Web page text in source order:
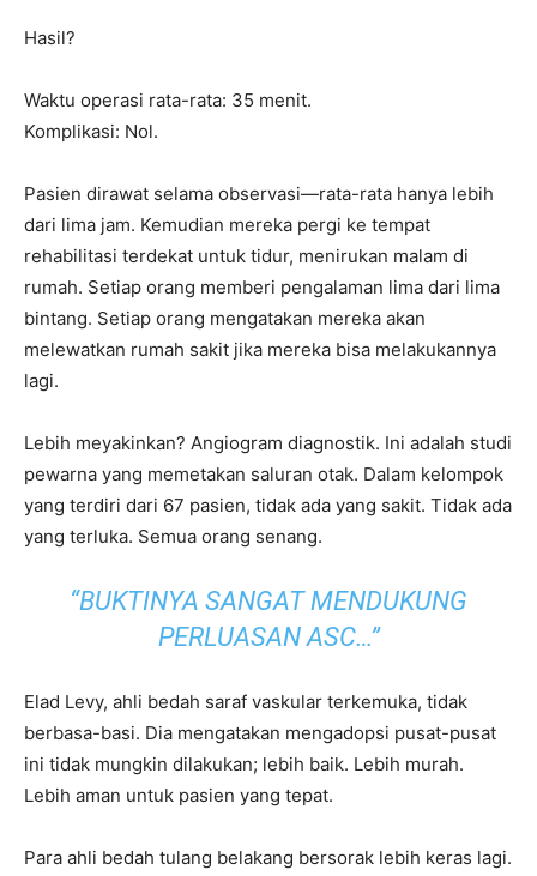
Hasil?
Waktu operasi rata-rata: 35 menit.
Komplikasi: Nol.
Pasien dirawat selama observasi—rata-rata hanya lebih
dari lima jam. Kemudian mereka pergi ke tempat
rehabilitasi terdekat untuk tidur, menirukan malam di
rumah. Setiap orang memberi pengalaman lima dari lima
bintang. Setiap orang mengatakan mereka akan
melewatkan rumah sakit jika mereka bisa melakukannya
lagi.
Lebih meyakinkan? Angiogram diagnostik. Ini adalah studi
pewarna yang memetakan saluran otak. Dalam kelompok
yang terdiri dari 67 pasien, tidak ada yang sakit. Tidak ada
yang terluka. Semua orang senang.
“BUKTINYA SANGAT MENDUKUNG
PERLUASAN ASC…”
Elad Levy, ahli bedah saraf vaskular terkemuka, tidak
berbasa-basi. Dia mengatakan mengadopsi pusat-pusat
ini tidak mungkin dilakukan; lebih baik. Lebih murah.
Lebih aman untuk pasien yang tepat.
Para ahli bedah tulang belakang bersorak lebih keras lagi.